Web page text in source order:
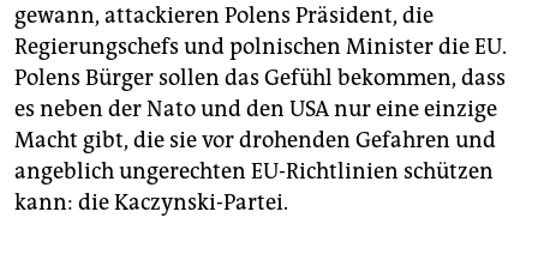
gewann, attackieren Polens Präsident, die
Regierungschefs und polnischen Minister die EU.
Polens Bürger sollen das Gefühl bekommen, dass
es neben der Nato und den USA nur eine einzige
Macht gibt, die sie vor drohenden Gefahren und
angeblich ungerechten EU-Richtlinien schützen
kann: die Kaczynski-Partei.